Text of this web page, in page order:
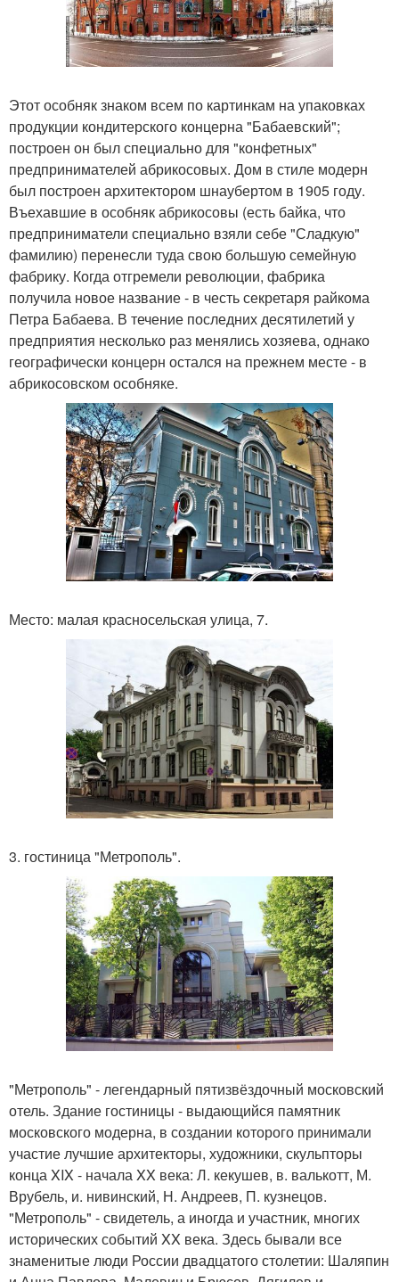
Этот особняк знаком всем по картинкам на упаковках
продукции кондитерского концерна "Бабаевский";
построен он был специально для "конфетных"
предпринимателей абрикосовых. Дом в стиле модерн
был построен архитектором шнаубертом в 1905 году.
Въехавшие в особняк абрикосовы (есть байка, что
предприниматели специально взяли себе "Сладкую"
фамилию) перенесли туда свою большую семейную
фабрику. Когда отгремели революции, фабрика
получила новое название - в честь секретаря райкома
Петра Бабаева. В течение последних десятилетий у
предприятия несколько раз менялись хозяева, однако
географически концерн остался на прежнем месте - в
абрикосовском особняке.
Место: малая красносельская улица, 7.
3. гостиница "Метрополь".
"Метрополь" - легендарный пятизвёздочный московский
отель. Здание гостиницы - выдающийся памятник
московского модерна, в создании которого принимали
участие лучшие архитекторы, художники, скульпторы
конца XIX - начала XX века: Л. кекушев, в. валькотт, М.
Врубель, и. нивинский, Н. Андреев, П. кузнецов.
"Метрополь" - свидетель, а иногда и участник, многих
исторических событий XX века. Здесь бывали все
знаменитые люди России двадцатого столетии: Шаляпин